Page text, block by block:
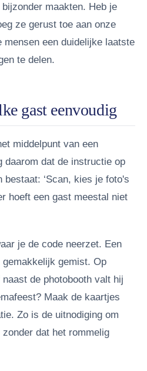
maakten. Heb je
ze gerust toe aan onze
mensen een duidelijke laatste
te delen.
gast eenvoudig
middelpunt van een
daarom dat de instructie op
‘Scan, kies je foto's
hoeft een gast meestal niet
je de code neerzet. Een
gemakkelijk gemist. Op
de photobooth valt hij
Maak de kaartjes
Zo is de uitnodiging om
dat het rommelig